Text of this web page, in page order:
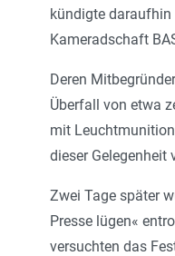
kündigte daraufhin
Kameradschaft
Deren
Überfall von etwa
mit
dieser Gelegenheit
Zwei Tage später
Presse lügen«
versuchten das